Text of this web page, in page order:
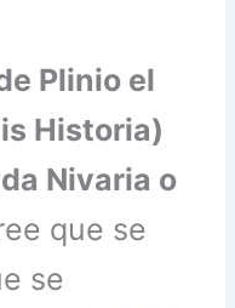
Plinio el
Historia)
Nivaria o
que se
se